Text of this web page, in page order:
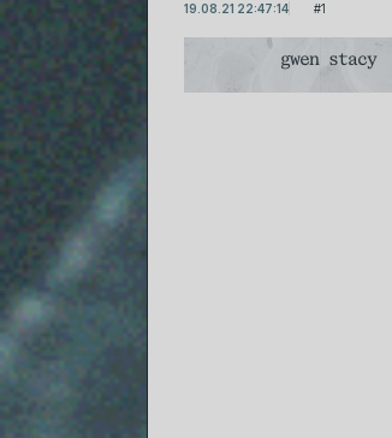
1
19.08.21 22:47:14
gwen stacy